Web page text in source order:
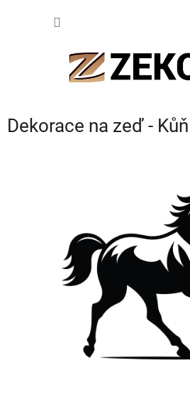
Dekorace na zeď -